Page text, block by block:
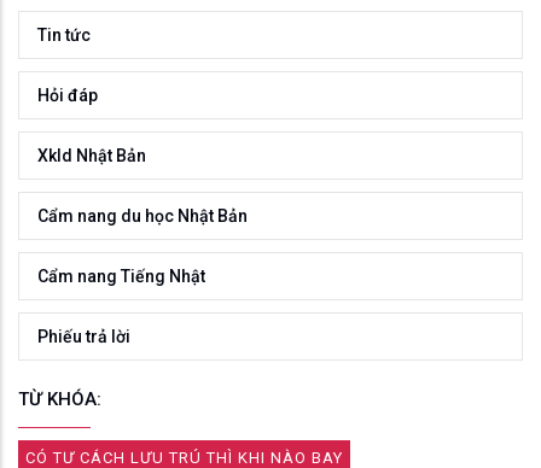
Tin tức
Hỏi đáp
Xkld Nhật Bản
Cẩm nang du học Nhật Bản
Cẩm nang Tiếng Nhật
Phiếu trả lời
TỪ KHÓA:
CÓ TƯ CÁCH LƯU TRÚ THÌ KHI NÀO BAY